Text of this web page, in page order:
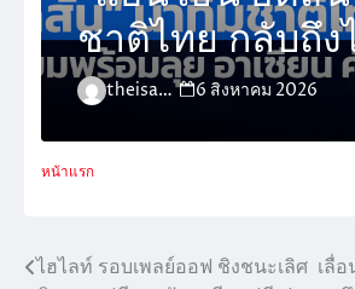
ชาติไทย กลับถึง
เตรียมพร้อมลุย
คัพ 2026 นัดเจ
theisara_admin 6 สิงหาคม 2026
หน้าแรก
แนะแนว
ไฮไลท์ รอบเพลย์ออฟ ชิงชนะเลิศ เลื่